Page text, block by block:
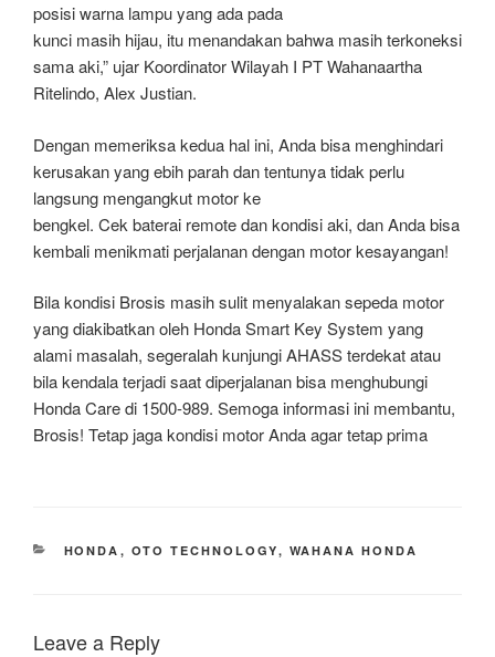
posisi warna lampu yang ada pada
kunci masih hijau, itu menandakan bahwa masih terkoneksi
sama aki,” ujar Koordinator Wilayah I PT Wahanaartha
Ritelindo, Alex Justian.
Dengan memeriksa kedua hal ini, Anda bisa menghindari
kerusakan yang ebih parah dan tentunya tidak perlu
langsung mengangkut motor ke
bengkel. Cek baterai remote dan kondisi aki, dan Anda bisa
kembali menikmati perjalanan dengan motor kesayangan!
Bila kondisi Brosis masih sulit menyalakan sepeda motor
yang diakibatkan oleh Honda Smart Key System yang
alami masalah, segeralah kunjungi AHASS terdekat atau
bila kendala terjadi saat diperjalanan bisa menghubungi
Honda Care di 1500-989. Semoga informasi ini membantu,
Brosis! Tetap jaga kondisi motor Anda agar tetap prima
CATEGORIES
HONDA , OTO TECHNOLOGY, WAHANA HONDA
Leave a Reply